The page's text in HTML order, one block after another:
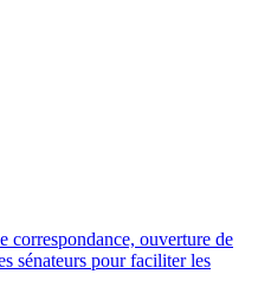
correspondance, ouverture de
sénateurs pour faciliter les